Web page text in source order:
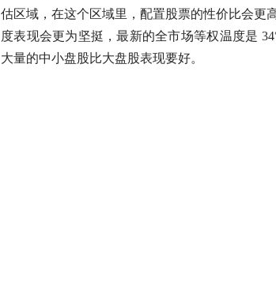
估区域，在这个区域里，配置股票的性价比会更
度表现会更为坚挺，最新的全市场等权温度是
大量的中小盘股比大盘股表现要好。